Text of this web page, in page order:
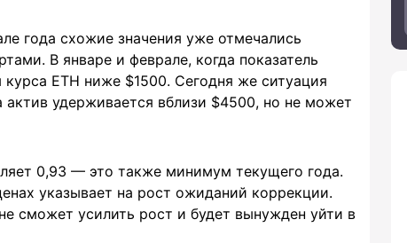
года схожие значения уже отмечались
В январе и феврале, когда показатель
ETH ниже $1500. Сегодня же ситуация
актив удерживается вблизи $4500, но не может
0,93 — это также минимум текущего года.
указывает на рост ожиданий коррекции.
сможет усилить рост и будет вынужден уйти в